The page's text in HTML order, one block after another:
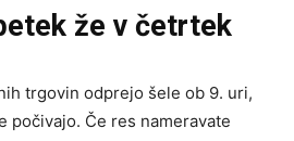
že v četrtek
trgovin odprejo šele ob 9. uri,
počivajo. Če res nameravate